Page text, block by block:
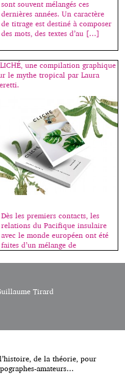
sont souvent mélangés ces
dernières années. Un caractère
de titrage est destiné à composer
des mots, des textes d’au […]
une compilation graphique
le mythe tropical par Laura
Dès les premiers contacts, les
relations du Pacifique insulaire
avec le monde européen ont été
faites d’un mélange de
fascination et de méfiance. Les
mythes, noirs ou blancs,
souvent aux images véhiculées
idéologiques floues, […]
Tirard
de la théorie, pour
amateurs…